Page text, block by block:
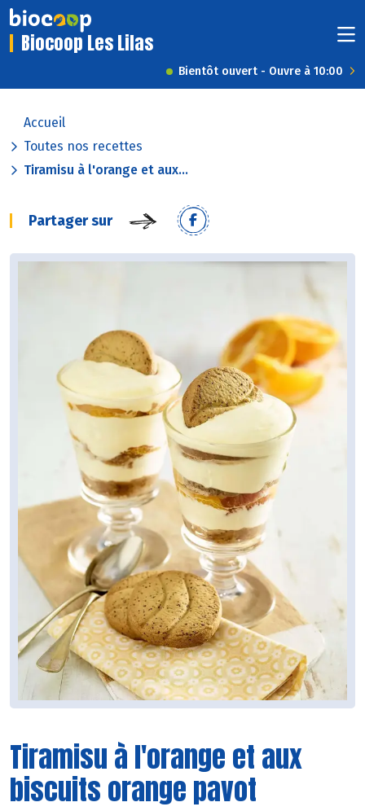
Biocoop Les Lilas
Bientôt ouvert - Ouvre à 10:00
Accueil
Toutes nos recettes
Tiramisu à l'orange et aux...
Partager sur
Tiramisu à l'orange et aux
biscuits orange pavot